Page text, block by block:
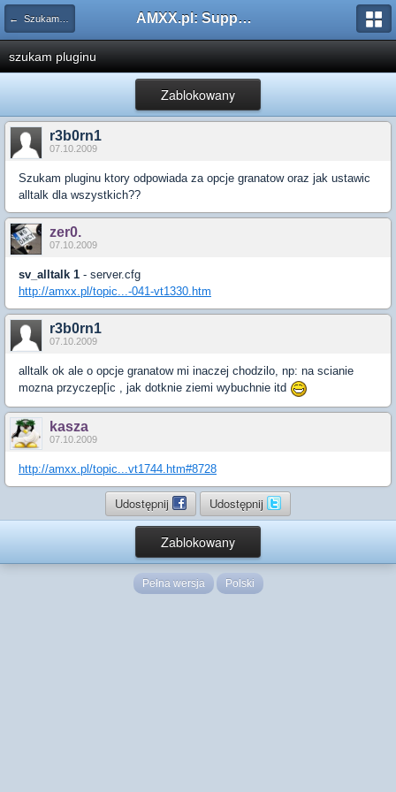
← Szukam pluginu AMXX.pl: Support AMX Mod X i SourceMod
szukam pluginu
Zablokowany
r3b0rn1
07.10.2009
Szukam pluginu ktory odpowiada za opcje granatow oraz jak ustawic
alltalk dla wszystkich??
zer0.
07.10.2009
sv_alltalk 1 - server.cfg
http://amxx.pl/topic...-041-vt1330.htm
r3b0rn1
07.10.2009
alltalk ok ale o opcje granatow mi inaczej chodzilo, np: na scianie
mozna przyczep[ic , jak dotknie ziemi wybuchnie itd
kasza
07.10.2009
http://amxx.pl/topic...vt1744.htm#8728
Udostępnij Udostępnij
Zablokowany
Pełna wersja Polski